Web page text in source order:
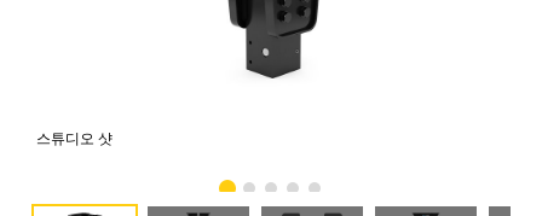
스튜디오 샷